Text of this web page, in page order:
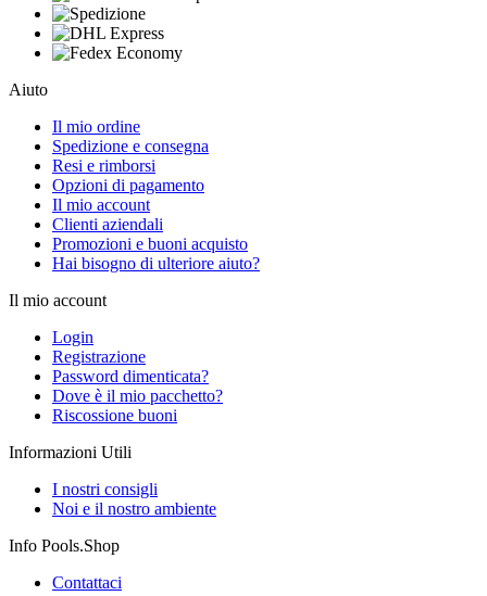
Aiuto
Il mio ordine
Spedizione e consegna
Resi e rimborsi
Opzioni di pagamento
Il mio account
Clienti aziendali
Promozioni e buoni acquisto
Hai bisogno di ulteriore aiuto?
Il mio account
Login
Registrazione
Password dimenticata?
Dove è il mio pacchetto?
Riscossione buoni
Informazioni Utili
I nostri consigli
Noi e il nostro ambiente
Info Pools.Shop
Contattaci